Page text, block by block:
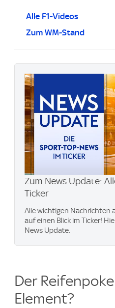
Alle F1-Videos
Zum WM-Stand
Zum News Update:
Ticker
Alle wichtigen Nachrichten
auf einen Blick im Ticker!
News Update.
Der
Element?